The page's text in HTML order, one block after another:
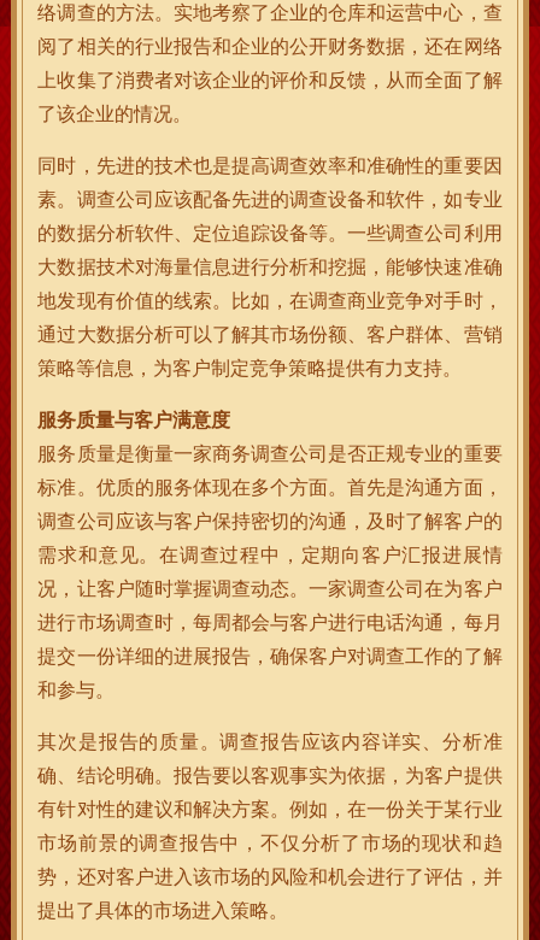
络调查的方法。实地考察了企业的仓库和运营中心，查
阅了相关的行业报告和企业的公开财务数据，还在网络
上收集了消费者对该企业的评价和反馈，从而全面了解
了该企业的情况。
同时，先进的技术也是提高调查效率和准确性的重要因
素。调查公司应该配备先进的调查设备和软件，如专业
的数据分析软件、定位追踪设备等。一些调查公司利用
大数据技术对海量信息进行分析和挖掘，能够快速准确
地发现有价值的线索。比如，在调查商业竞争对手时，
通过大数据分析可以了解其市场份额、客户群体、营销
策略等信息，为客户制定竞争策略提供有力支持。
服务质量与客户满意度
服务质量是衡量一家商务调查公司是否正规专业的重要
标准。优质的服务体现在多个方面。首先是沟通方面，
调查公司应该与客户保持密切的沟通，及时了解客户的
需求和意见。在调查过程中，定期向客户汇报进展情
况，让客户随时掌握调查动态。一家调查公司在为客户
进行市场调查时，每周都会与客户进行电话沟通，每月
提交一份详细的进展报告，确保客户对调查工作的了解
和参与。
其次是报告的质量。调查报告应该内容详实、分析准
确、结论明确。报告要以客观事实为依据，为客户提供
有针对性的建议和解决方案。例如，在一份关于某行业
市场前景的调查报告中，不仅分析了市场的现状和趋
势，还对客户进入该市场的风险和机会进行了评估，并
提出了具体的市场进入策略。